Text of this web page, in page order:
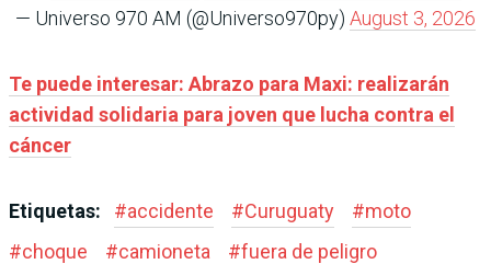
— Universo 970 AM (@Universo970py) August 3, 2026
Te puede interesar: Abrazo para Maxi: realizarán
actividad solidaria para joven que lucha contra el
cáncer
Etiquetas: #accidente #Curuguaty #moto
#choque #camioneta #fuera de peligro